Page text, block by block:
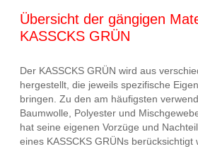
Übersicht der gängigen
KASSCKS GRÜN
Der KASSCKS GRÜN wird aus
hergestellt, die jeweils spezifische
bringen. Zu den am häufigsten
Baumwolle, Polyester und
hat seine eigenen Vorzüge und
eines KASSCKS GRÜNs berücksichtigt